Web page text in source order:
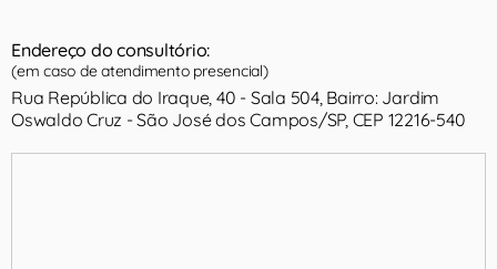
Endereço do consultório:
(em caso de atendimento presencial)
Rua República do Iraque, 40 - Sala 504, Bairro: Jardim
Oswaldo Cruz - São José dos Campos/SP, CEP 12216-540